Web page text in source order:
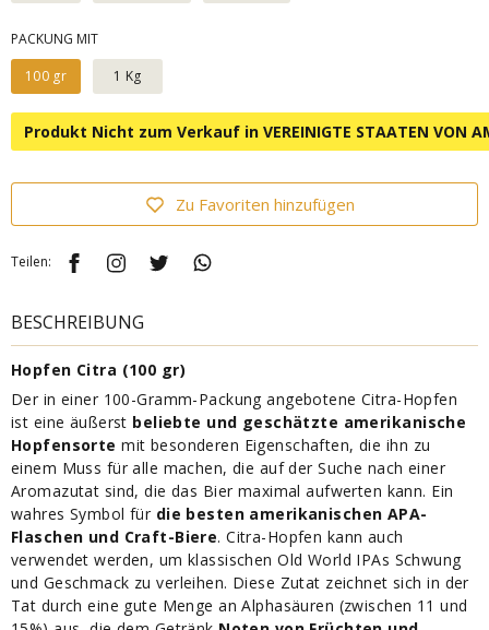
PACKUNG MIT
100 gr
1 Kg
Produkt Nicht zum Verkauf in VEREINIGTE STAATEN VON
Zu Favoriten hinzufügen
Teilen:
BESCHREIBUNG
Hopfen Citra (100 gr)
Der in einer 100-Gramm-Packung angebotene Citra-Hopfen
ist eine äußerst beliebte und geschätzte amerikanische
Hopfensorte mit besonderen Eigenschaften, die ihn zu
einem Muss für alle machen, die auf der Suche nach einer
Aromazutat sind, die das Bier maximal aufwerten kann. Ein
wahres Symbol für die besten amerikanischen APA-
Flaschen und Craft-Biere. Citra-Hopfen kann auch
verwendet werden, um klassischen Old World IPAs Schwung
und Geschmack zu verleihen. Diese Zutat zeichnet sich in der
Tat durch eine gute Menge an Alphasäuren (zwischen 11 und